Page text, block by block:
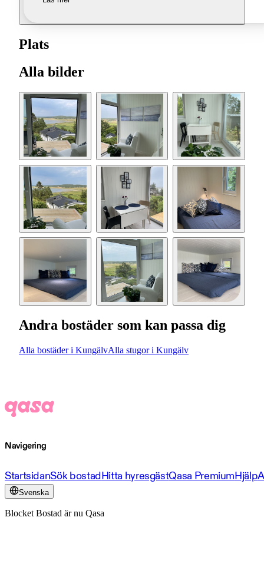
Plats
Alla bilder
Andra bostäder som kan passa dig
Alla bostäder i KungälvAlla stugor i Kungälv
Navigering
StartsidanSök bostadHitta hyresgästQasa PremiumHjälp
Svenska
Blocket Bostad är nu Qasa